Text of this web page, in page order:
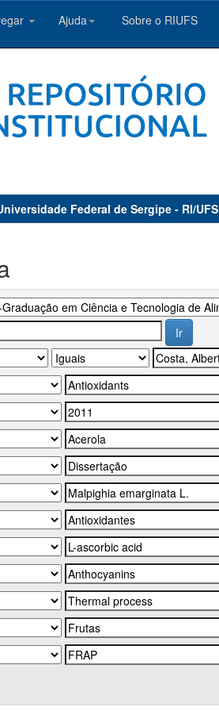
Ajuda Sobre o RIUFS
Federal de Sergipe - RI/UFS